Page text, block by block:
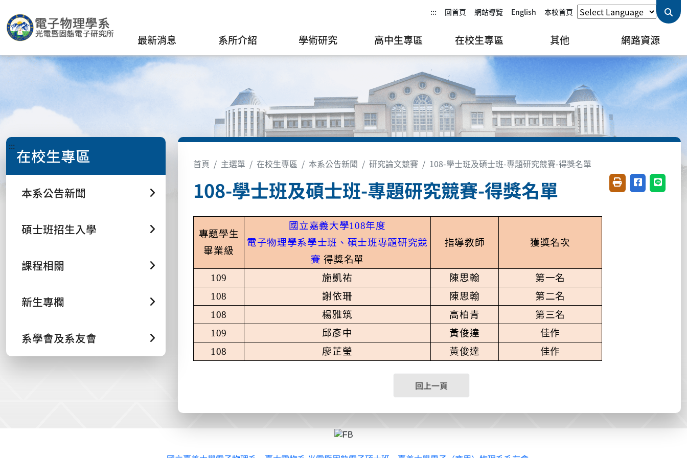
::: 回首頁 網站導覽 English 本校首頁
最新消息 系所介紹 學術研究 高中生專區 在校生專區 其他 網路資源
::: 在校生專區
本系公告新聞
碩士班招生入學
課程相關
新生專欄
系學會及系友會
首頁 主選單 在校生專區 本系公告新聞 研究論文競賽 108-學士班及碩士班-專題研究競賽-得獎名單
108-學士班及碩士班-專題研究競賽-得獎名單 友善列印(開新視窗)
分享至臉書(
分享至
專題學生
畢業級
國立嘉義大學108年度
電子物理學系學士班 、 碩士班專題研究競
賽 得獎名單
指導教師 獲獎名次
109 施凱祐 陳思翰
第一名
108
謝依珊 陳思翰
第二名
108
楊雅筑 高柏青
第三名
109
邱彥中 黃俊達
佳作
108
廖芷瑩 黃俊達 佳作
回上一頁